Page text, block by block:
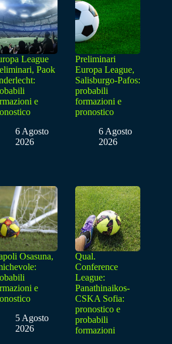
League
Paok
e
6 Agosto
2026
Preliminari
Europa League,
Salisburgo-Pafos:
probabili
formazioni e
pronostico
6 Agosto
2026
Osasuna,
e
5 Agosto
2026
Qual.
Conference
League:
Panathinaikos-
CSKA Sofia:
pronostico e
probabili
formazioni